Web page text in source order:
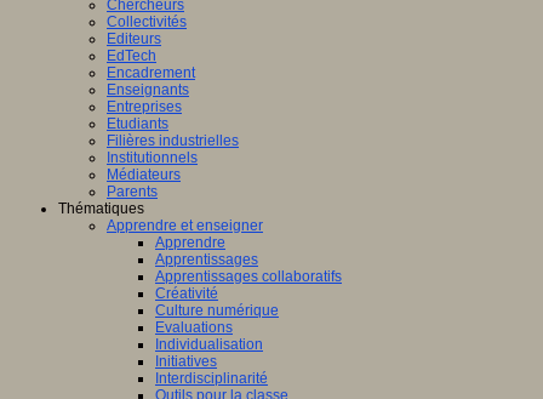
Chercheurs
Collectivités
Editeurs
EdTech
Encadrement
Enseignants
Entreprises
Etudiants
Filières industrielles
Institutionnels
Médiateurs
Parents
Thématiques
Apprendre et enseigner
Apprendre
Apprentissages
Apprentissages collaboratifs
Créativité
Culture numérique
Evaluations
Individualisation
Initiatives
Interdisciplinarité
Outils pour la classe